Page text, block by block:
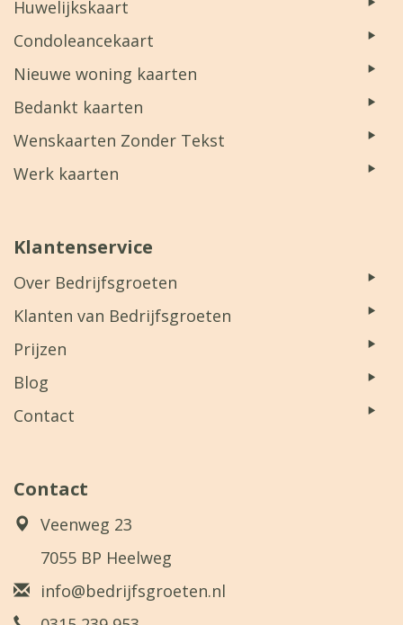
Huwelijkskaart
Condoleancekaart
Nieuwe woning kaarten
Bedankt kaarten
Wenskaarten Zonder Tekst
Werk kaarten
Klantenservice
Over Bedrijfsgroeten
Klanten van Bedrijfsgroeten
Prijzen
Blog
Contact
Contact
Veenweg 23
7055 BP Heelweg
info@bedrijfsgroeten.nl